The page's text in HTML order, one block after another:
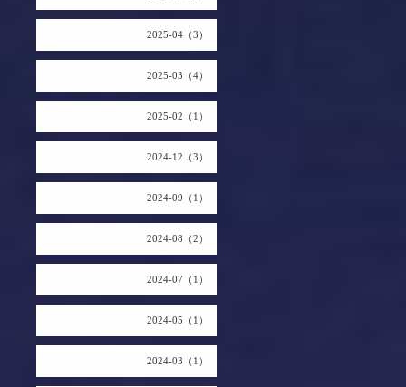
2025-04（3）
2025-03（4）
2025-02（1）
2024-12（3）
2024-09（1）
2024-08（2）
2024-07（1）
2024-05（1）
2024-03（1）